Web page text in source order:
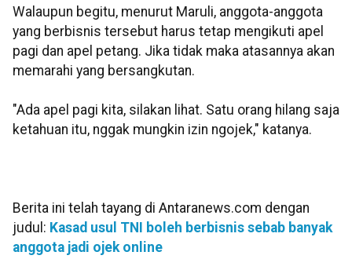
Walaupun begitu, menurut Maruli, anggota-anggota
yang berbisnis tersebut harus tetap mengikuti apel
pagi dan apel petang. Jika tidak maka atasannya akan
memarahi yang bersangkutan.
"Ada apel pagi kita, silakan lihat. Satu orang hilang saja
ketahuan itu, nggak mungkin izin ngojek," katanya.
Berita ini telah tayang di Antaranews.com dengan
judul: Kasad usul TNI boleh berbisnis sebab banyak
anggota jadi ojek online